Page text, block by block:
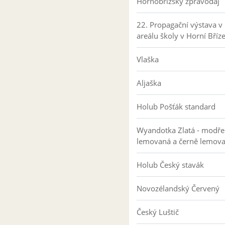
22. Propagační výstava v
areálu školy v Horní Bříze
Vlaška
Aljaška
Holub Pošťák standard
Wyandotka Zlatá - modře
lemovaná a černě
Holub Český stavák
Novozélandský Červený
Český Luštič